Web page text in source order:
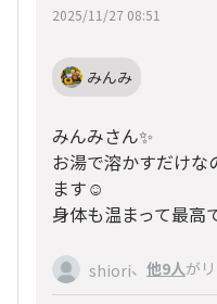
2025/11/27 08:51
みんみ
みんみさん✨️
お湯で溶かすだけな
ます☺️
身体も温まって最高
shiori、 他9人が